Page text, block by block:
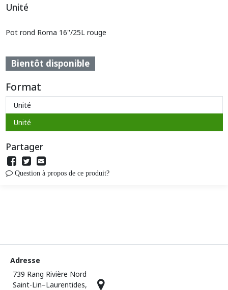
Unité
Pot rond Roma 16''/25L rouge
Bientôt disponible
Format
Unité
Unité
Partager
Question à propos de ce produit?
Adresse
739 Rang Rivière Nord
Saint-Lin–Laurentides,